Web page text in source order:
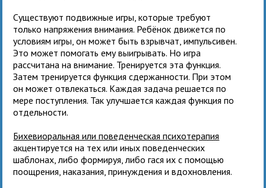
Существуют подвижные игры, которые требуют
только напряжения внимания. Ребёнок движется по
условиям игры, он может быть взрывчат, импульсивен.
Это может помогать ему выигрывать. Но игра
рассчитана на внимание. Тренируется эта функция.
Затем тренируется функция сдержанности. При этом
он может отвлекаться. Каждая задача решается по
мере поступления. Так улучшается каждая функция по
отдельности.
Бихевиоральная или поведенческая психотерапия
акцентируется на тех или иных поведенческих
шаблонах, либо формируя, либо гася их с помощью
поощрения, наказания, принуждения и вдохновления.